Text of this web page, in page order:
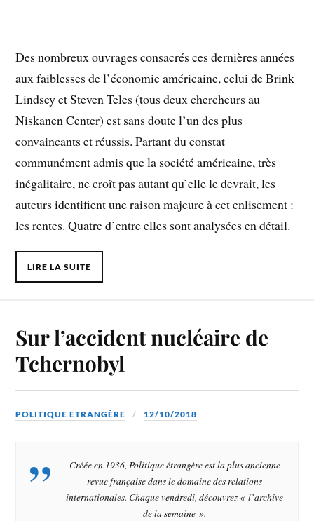
Des nombreux ouvrages consacrés ces dernières années
aux faiblesses de l’économie américaine, celui de Brink
Lindsey et Steven Teles (tous deux chercheurs au
Niskanen Center) est sans doute l’un des plus
convaincants et réussis. Partant du constat
communément admis que la société américaine, très
inégalitaire, ne croît pas autant qu’elle le devrait, les
auteurs identifient une raison majeure à cet enlisement :
les rentes. Quatre d’entre elles sont analysées en détail.
LIRE LA SUITE
Sur l’accident nucléaire de
Tchernobyl
POLITIQUE ETRANGÈRE 12/10/2018
Créée en 1936, Politique étrangèreest la plus ancienne
revue française dans le domaine des relations
internationales. Chaque vendredi, découvrez « l’archive
de la semaine ».